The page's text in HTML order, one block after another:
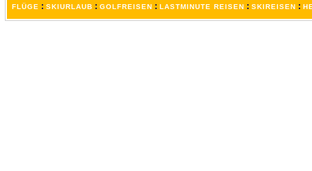
FLÜGE : SKIURLAUB : GOLFREISEN : LASTMINUTE REISEN : SKIREISEN :